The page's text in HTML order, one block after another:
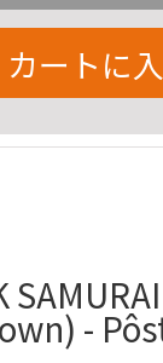
カートに
-